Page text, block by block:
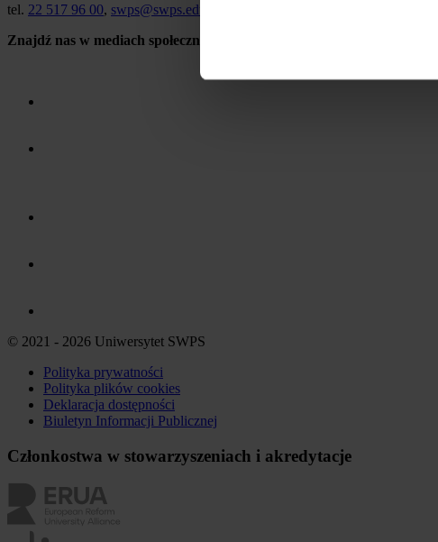
tel. 22 517 96 00, swps@swps.edu.pl
Znajdź nas w mediach społecznościowych:
© 2021 - 2026 Uniwersytet SWPS
Polityka prywatności
Polityka plików cookies
Deklaracja dostępności
Biuletyn Informacji Publicznej
Członkostwa w stowarzyszeniach i akredytacje